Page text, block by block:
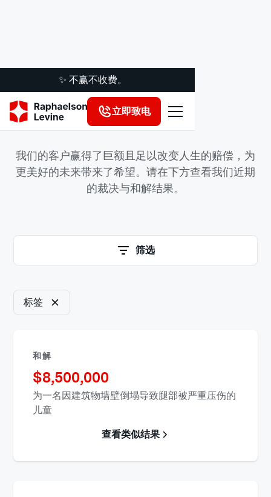
✨ 不赢不收费。
立即致电
案例结果
我们的客户赢得了巨额且足以改变人生的赔偿，为
更美好的未来带来了希望。请在下方查看我们近期
的裁决与和解结果。
筛选
标签
和解
$8,500,000
为一名因建筑物墙壁倒塌导致腿部被严重压伤的
儿童
查看类似结果